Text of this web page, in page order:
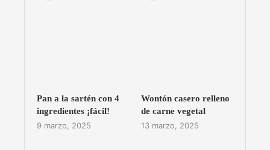
Pan a la sartén con 4
ingredientes ¡fácil!
9 marzo, 2025
Wontón casero relleno
de carne vegetal
13 marzo, 2025